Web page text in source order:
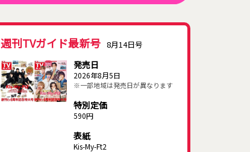
週刊TVガイド最新号 8月14日号
発売日
2026年8月5日
※一部地域は発売日が異なります
特別定価
590円
表紙
Kis-My-Ft2